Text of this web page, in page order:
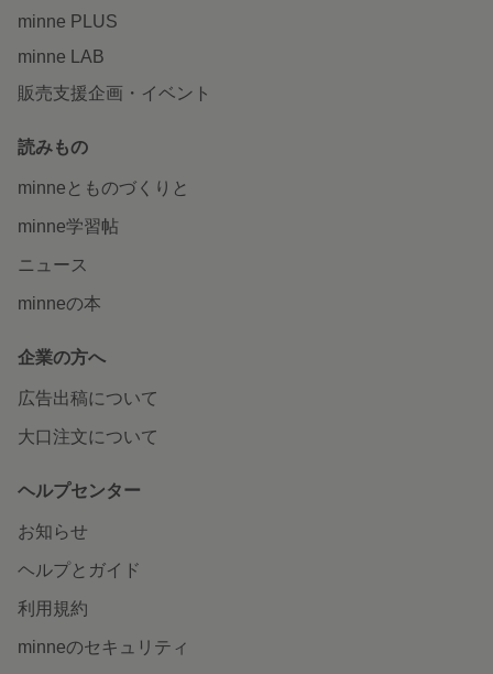
minne PLUS
minne LAB
販売支援企画・イベント
読みもの
minneとものづくりと
minne学習帖
ニュース
minneの本
企業の方へ
広告出稿について
大口注文について
ヘルプセンター
お知らせ
ヘルプとガイド
利用規約
minneのセキュリティ